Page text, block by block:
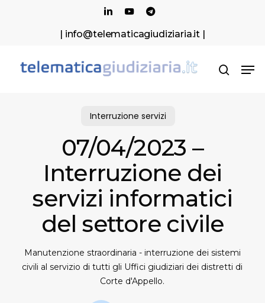
linkedinyoutubetelegram
| info@telematicagiudiziaria.it |
search
Interruzione servizi
07/04/2023 –
Interruzione dei
servizi informatici
del settore civile
Manutenzione straordinaria - interruzione dei sistemi
civili al servizio di tutti gli Uffici giudiziari dei distretti di
Corte d'Appello.